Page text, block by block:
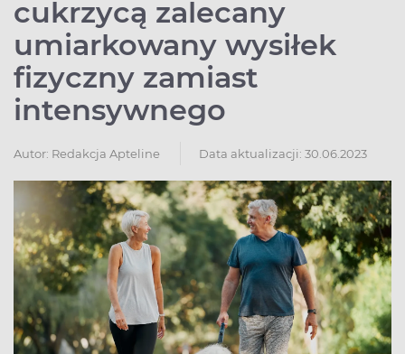
cukrzycą zalecany
umiarkowany wysiłek
fizyczny zamiast
intensywnego
Autor: Redakcja Apteline Data aktualizacji: 30.06.2023